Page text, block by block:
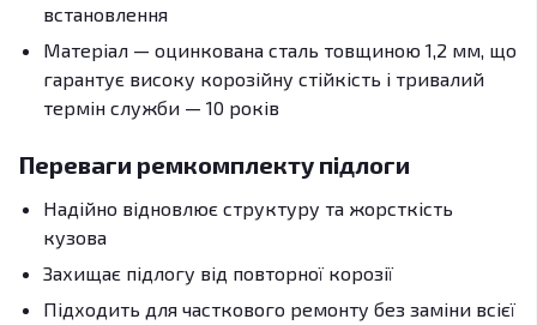
встановлення
Матеріал — оцинкована сталь товщиною 1,2 мм, що
гарантує високу корозійну стійкість і тривалий
термін служби — 10 років
Переваги ремкомплекту підлоги
Надійно відновлює структуру та жорсткість
кузова
Захищає підлогу від повторної корозії
Підходить для часткового ремонту без заміни всієї